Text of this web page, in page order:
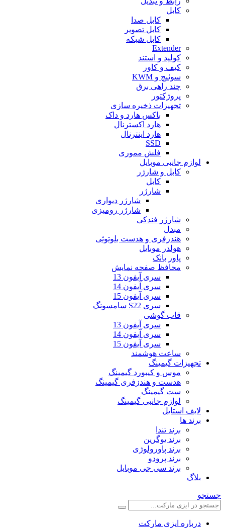
کابل
کابل صدا
کابل تصویر
کابل شبکه
Extender
کولپد و استند
کیف و کاور
سوئیچ و KWM
چند راهی برق
پروژکتور
تجهیزات ذخیره سازی
باکس هارد و داک
هارد اکسترنال
هارد اینترنال
SSD
فلش مموری
لوازم جانبی موبایل
کابل و شارژر
کابل
شارژر
شارژر دیواری
شارژر رومیزی
شارژر فندکی
مبدل
هندزفری و هدست بلوتوثی
هولدر موبایل
پاور بانک
محافظ صفحه نمایش
سری آیفون 13
سری آیفون 14
سری آیفون 15
سری S22 سامسونگ
قاب گوشی
سری آیفون 13
سری آیفون 14
سری آیفون 15
ساعت هوشمند
تجهیزات گیمینگ
موس و کیبورد گیمینگ
هدست و هندزفری گیمینگ
ست گیمینگ
لوازم جانبی گیمینگ
لایف استایل
برند ها
برند تندا
برند یوگرین
برند پاورولوژی
برند پرودو
برند سی جی موبایل
بلاگ
جستجو
درباره ایزی مارکت